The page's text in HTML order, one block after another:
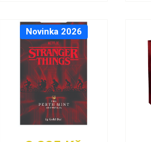
Novinka 2026